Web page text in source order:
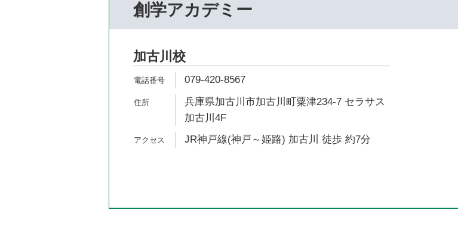
創学アカデミー
加古川校
079-420-8567
兵庫県加古川市加古川町粟津234-7 セラサス
加古川4F
JR神戸線(神戸～姫路) 加古川 徒歩 約7分